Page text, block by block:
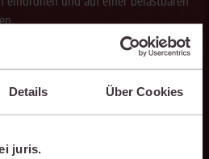
Details Über Cookies
juris.
die Analyse komplexer